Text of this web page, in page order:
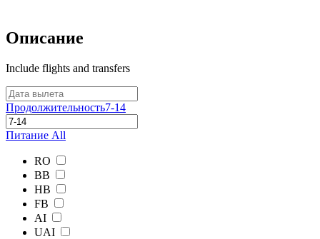
Описание
Include flights and transfers
Продолжительность7-14
Питание All
RO
BB
HB
FB
AI
UAI